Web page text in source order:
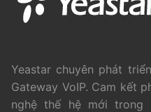
Yeastar chuyên phát
Gateway VoIP. Cam kết
nghệ thế hệ mới trong